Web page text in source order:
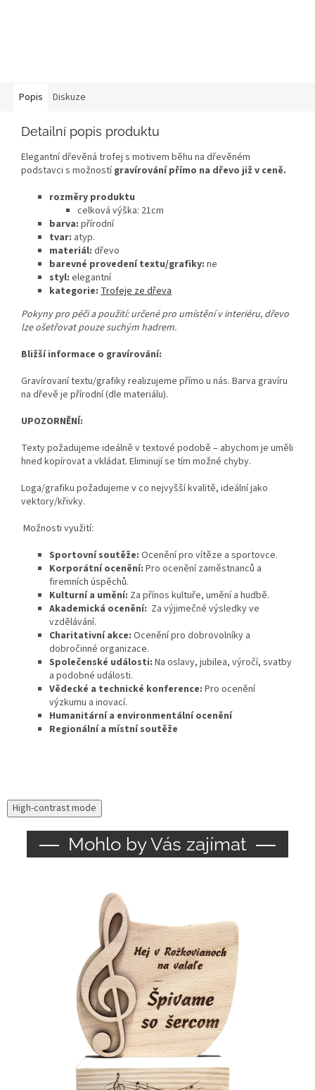
Popis Diskuze
Detailní popis produktu
Elegantní dřevěná trofej s motivem běhu na dřevěném
podstavci s možnostígravírování přímo na dřevo již v ceně.
rozměry produktu
celková výška: 21cm
barva: přírodní
tvar: atyp.
materiál: dřevo
barevné provedení textu/grafiky: ne
styl: elegantní
kategorie: Trofeje ze dřeva
Pokyny pro péči a použití: určené pro umístění v interiéru, dřevo
lze ošetřovat pouze suchým hadrem.
Bližší informace o gravírování:
Gravírovaní textu/grafiky realizujeme přímo u nás. Barva gravíru
na dřevě je přírodní (dle materiálu).
UPOZORNĚNÍ:
Texty požadujeme ideálně v textové podobě – abychom je uměli
hned kopírovat a vkládat. Eliminují se tím možné chyby.
Loga/grafiku požadujeme v co nejvyšší kvalitě, ideální jako
vektory/křivky.
Možnosti využití:
Sportovní soutěže: Ocenění pro vítěze a sportovce.
Korporátní ocenění: Pro ocenění zaměstnanců a
firemních úspěchů.
Kulturní a umění: Za přínos kultuře, umění a hudbě.
Akademická ocenění: Za výjimečné výsledky ve
vzdělávání.
Charitativní akce: Ocenění pro dobrovolníky a
dobročinné organizace.
Společenské události: Na oslavy, jubilea, výročí, svatby
a podobné události.
Vědecké a technické konference: Pro ocenění
výzkumu a inovací.
Humanitární a environmentální ocenění
Regionální a místní soutěže
High-contrast mode
Mohlo by Vás zajímat